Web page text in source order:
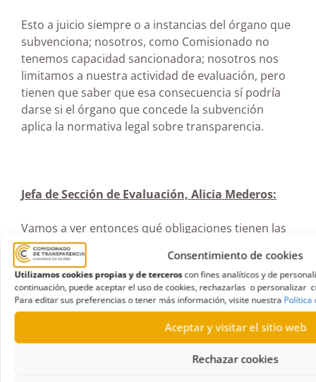
Consentimiento de cookies
Utilizamos cookies propias y de terceroscon fines analíticos y de
continuación, puede aceptar el uso de cookies, rechazarlas o personalizar
Para editar sus preferencias o tener más información, visite nuestra Política
Aceptar y visitar el sitio web
Rechazar cookies
Esto a juicio siempre o a instancias del órgano que
subvenciona; nosotros, como Comisionado no
tenemos capacidad sancionadora; nosotros nos
limitamos a nuestra actividad de evaluación, pero
tienen que saber que esa consecuencia sí podría
darse si el órgano que concede la subvención
aplica la normativa legal sobre transparencia.
Jefa de Sección de Evaluación, Alicia Mederos:
Vamos a ver entonces qué obligaciones tienen las
entidades privadas para publicar en su página web.
La primera puntualización que quería hacer es que
la publicación debe llevarse a cabo en las páginas
web de las entidades, no en redes sociales, no en
otro tipo de soporte, porque la ley claramente
indica que debe ser en la página web de cada
entidad, donde se publique la información de